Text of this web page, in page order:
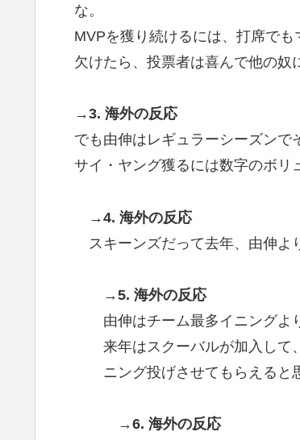
な。
MVPを獲り続けるには、打席で
欠けたら、投票者は喜んで他の奴
→3. 海外の反応
でも由伸はレギュラーシーズンで
サイ・ヤング獲るには数字のボリ
→4. 海外の反応
スキーンズだって去年、由伸よ
→5. 海外の反応
由伸はチーム最多イニングよ
来年はスクーバルが加入して
ニング投げさせてもらえると
→6. 海外の反応